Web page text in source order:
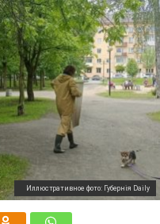
Иллюстративное фото: Губернiя Daily